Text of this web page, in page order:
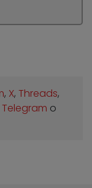
, X, Threads,
Telegram o